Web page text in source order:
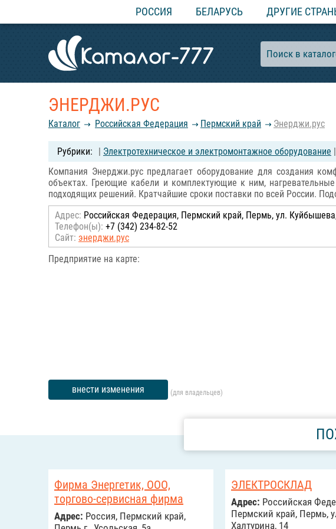
РОССИЯ БЕЛАРУСЬ ДРУГИЕ
ЭНЕРДЖИ.РУС
Каталог Российcкая Федерация Пермский край Энерджи.рус
| Электротехническое и электромонтажное оборудование |
Компания Энерджи.рус предлагает оборудование для создания
объектах. Греющие кабели и комплектующие к ним,
подходящих решений. Кратчайшие сроки поставки по всей России.
Адрес: Российcкая Федерация, Пермский край, Пермь, ул.
Телефон(ы): +7 (342) 234-82-52
Сайт: энерджи.рус
Предприятие на карте:
внести изменения (для владельцев)
Фирма Энергетик, ООО,
торгово-сервисная фирма
Адрес: Россия, Пермский край,
ЭЛЕКТРОСКЛАД
Адрес: Российcкая
Пермский край, Пермь,
Халтурина, 14